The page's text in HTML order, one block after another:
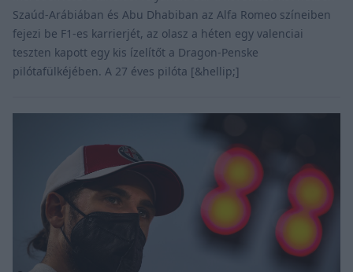
Szaúd-Arábiában és Abu Dhabiban az Alfa Romeo színeiben
fejezi be F1-es karrierjét, az olasz a héten egy valenciai
teszten kapott egy kis ízelítőt a Dragon-Penske
pilótafülkéjében. A 27 éves pilóta [&hellip;]